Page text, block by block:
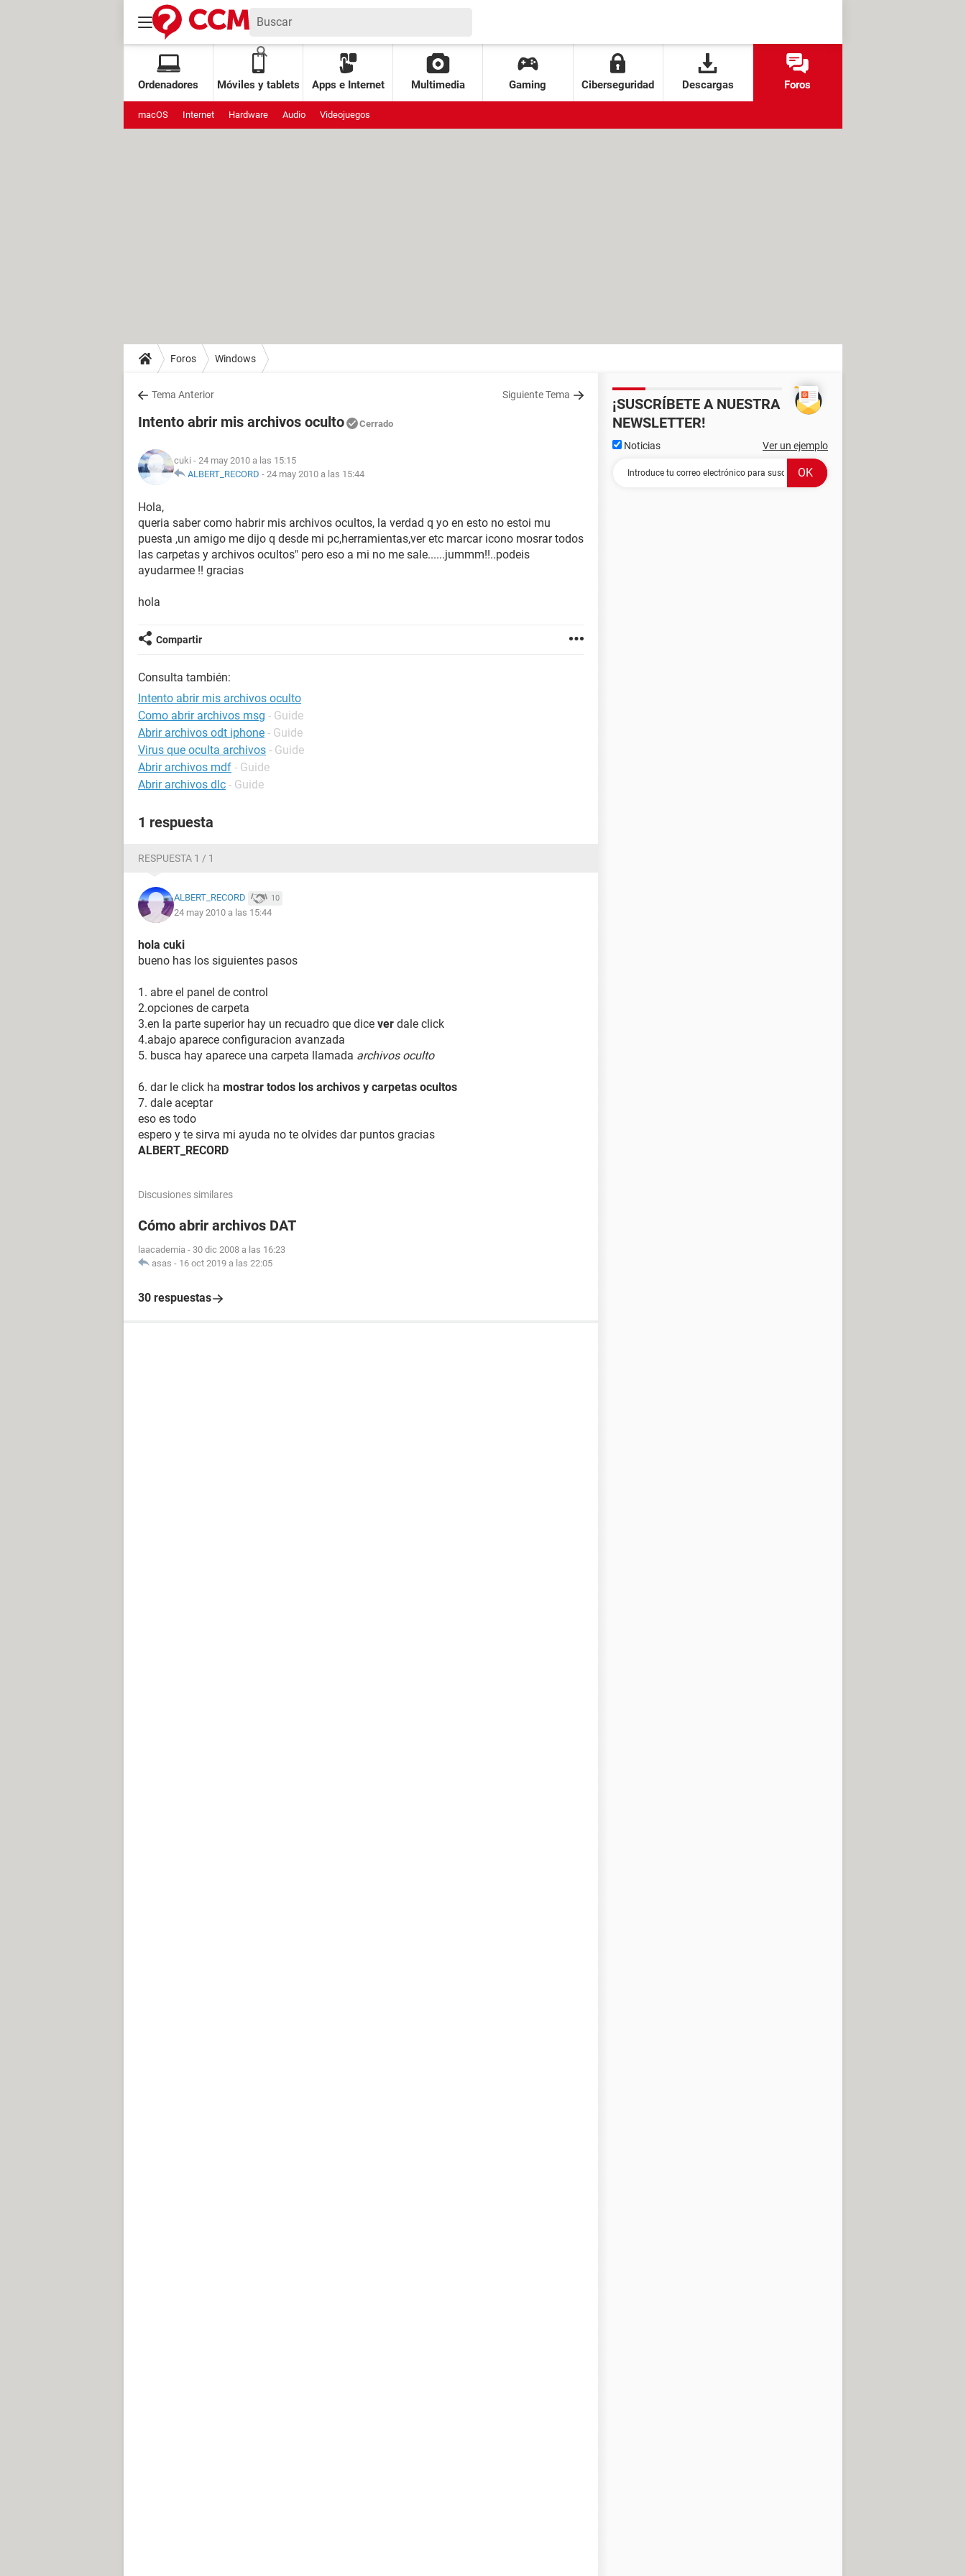
Ordenadores Móviles y tablets Apps e Internet Multimedia Gaming Ciberseguridad Descargas Foros
macOS Internet Hardware Audio Videojuegos
Foros Windows
Tema Anterior Siguiente Tema
Intento abrir mis archivos oculto Cerrado
cuki - 24 may 2010 a las 15:15
ALBERT_RECORD - 24 may 2010 a las 15:44
Hola,
queria saber como habrir mis archivos ocultos, la verdad q yo en esto no estoi mu
puesta ,un amigo me dijo q desde mi pc,herramientas,ver etc marcar icono mosrar todos
las carpetas y archivos ocultos" pero eso a mi no me sale......jummm!!..podeis
ayudarmee !! gracias
hola
Compartir
Consulta también:
Intento abrir mis archivos oculto
Como abrir archivos msg - Guide
Abrir archivos odt iphone - Guide
Virus que oculta archivos - Guide
Abrir archivos mdf - Guide
Abrir archivos dlc - Guide
1 respuesta
RESPUESTA 1 / 1
ALBERT_RECORD 10
24 may 2010 a las 15:44
hola cuki
bueno has los siguientes pasos
1. abre el panel de control
2.opciones de carpeta
3.en la parte superior hay un recuadro que dice ver dale click
4.abajo aparece configuracion avanzada
5. busca hay aparece una carpeta llamada archivos oculto
6. dar le click ha mostrar todos los archivos y carpetas ocultos
7. dale aceptar
eso es todo
espero y te sirva mi ayuda no te olvides dar puntos gracias
ALBERT_RECORD
Discusiones similares
Cómo abrir archivos DAT
laacademia - 30 dic 2008 a las 16:23
asas - 16 oct 2019 a las 22:05
30 respuestas
¡SUSCRÍBETE A NUESTRA
NEWSLETTER!
Noticias Ver un ejemplo